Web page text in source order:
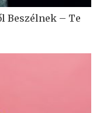
Beszélnek – Te